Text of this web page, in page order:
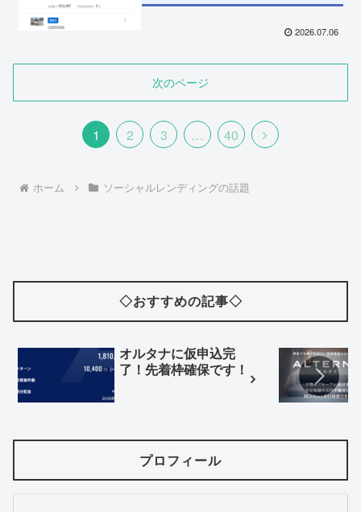
2026.07.06
次のページ
1 2 3 … 40
次
ホーム ソーシャルレンディングの話題
◇おすすめの記事◇
オルタナに仮申込完
了！先着枠確保です！
プロフィール